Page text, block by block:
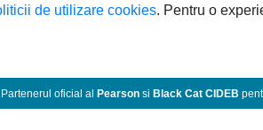
de utilizare cookies. Pentru o
Partenerul oficial alPearson siBlack Cat CIDEB